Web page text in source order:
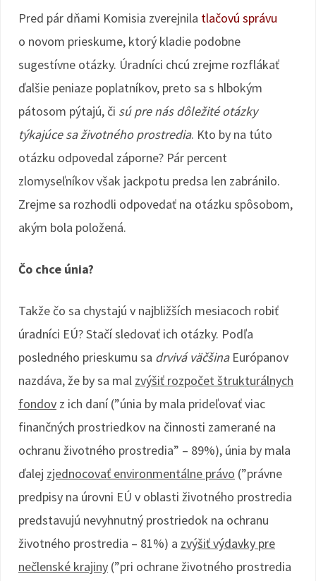
Pred pár dňami Komisia zverejnila tlačovú správu
o novom prieskume, ktorý kladie podobne
sugestívne otázky. Úradníci chcú zrejme rozflákať
ďalšie peniaze poplatníkov, preto sa s hlbokým
pátosom pýtajú, či sú pre nás dôležité otázky
týkajúce sa životného prostredia. Kto by na túto
otázku odpovedal záporne? Pár percent
zlomyseľníkov však jackpotu predsa len zabránilo.
Zrejme sa rozhodli odpovedať na otázku spôsobom,
akým bola položená.
Čo chce únia?
Takže čo sa chystajú v najbližších mesiacoch robiť
úradníci EÚ? Stačí sledovať ich otázky. Podľa
posledného prieskumu sa drvivá väčšinaEurópanov
nazdáva, že by sa mal zvýšiť rozpočet štrukturálnych
fondov z ich daní (”únia by mala prideľovať viac
finančných prostriedkov na činnosti zamerané na
ochranu životného prostredia” – 89%), únia by mala
ďalej zjednocovať environmentálne právo (”právne
predpisy na úrovni EÚ v oblasti životného prostredia
predstavujú nevyhnutný prostriedok na ochranu
životného prostredia – 81%) a zvýšiť výdavky pre
nečlenské krajiny (”pri ochrane životného prostredia